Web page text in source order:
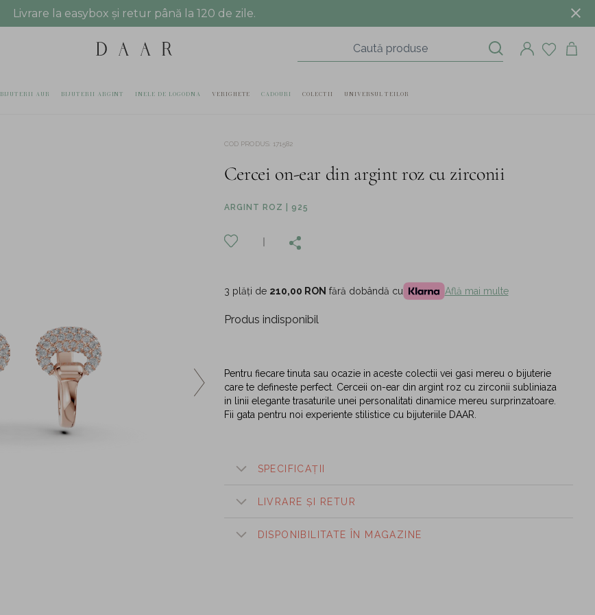
Livrare la easybox și retur până la 120 de zile.
BIJUTERII AUR BIJUTERII ARGINT INELE DE LOGODNA VERIGHETE CADOURI COLECTII UNIVERSUL TEILOR
COD PRODUS: 171582
Cercei on-ear din argint roz cu zirconii
ARGINT ROZ | 925
3 plăți de 210,00 RON fără dobândă cu Află mai multe
Produs indisponibil
Pentru fiecare tinuta sau ocazie in aceste colectii vei gasi mereu o bijuterie
care te defineste perfect. Cerceii on-ear din argint roz cu zirconii subliniaza
in linii elegante trasaturile unei personalitati dinamice mereu surprinzatoare.
Fii gata pentru noi experiente stilistice cu bijuteriile DAAR.
SPECIFICAȚII
LIVRARE ȘI RETUR
DISPONIBILITATE ÎN MAGAZINE